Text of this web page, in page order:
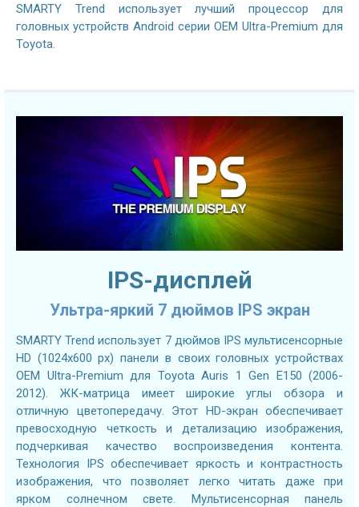
SMARTY Trend использует лучший процессор для
головных устройств Android серии OEM Ultra-Premium для
Toyota.
IPS-дисплей
Ультра-яркий 7 дюймов IPS экран
SMARTY Trend использует 7 дюймов IPS мультисенсорные
HD (1024х600 px) панели в своих головных устройствах
OEM Ultra-Premium для Toyota Auris 1 Gen E150 (2006-
2012). ЖК-матрица имеет широкие углы обзора и
отличную цветопередачу. Этот HD-экран обеспечивает
превосходную четкость и детализацию изображения,
подчеркивая качество воспроизведения контента.
Технология IPS обеспечивает яркость и контрастность
изображения, что позволяет легко читать даже при
ярком солнечном свете. Мультисенсорная панель